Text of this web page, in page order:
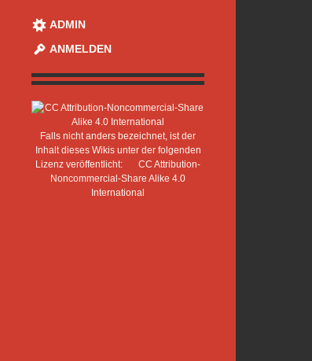
ADMIN
ANMELDEN
Falls nicht anders bezeichnet, ist der
Inhalt dieses Wikis unter der folgenden
Lizenz veröffentlicht:
CC Attribution-
Noncommercial-Share Alike 4.0
International